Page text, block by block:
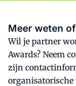
Meer weten
Wil je partner
Awards? Neem
zijn
organisatorische